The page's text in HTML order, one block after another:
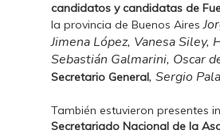
candidatos y candidatas de
la provincia de Buenos Aires
Jimena López, Vanesa Siley,
Sebastián Galmarini, Oscar
Secretario General, Sergio
También estuvieron presentes
Secretariado Nacional de la